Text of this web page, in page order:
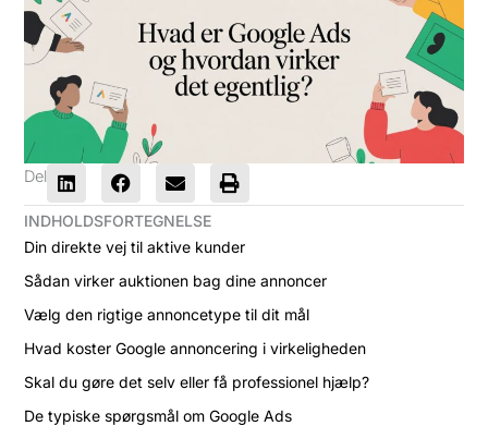
Del
INDHOLDSFORTEGNELSE
Din direkte vej til aktive kunder
Sådan virker auktionen bag dine annoncer
Vælg den rigtige annoncetype til dit mål
Hvad koster Google annoncering i virkeligheden
Skal du gøre det selv eller få professionel hjælp?
De typiske spørgsmål om Google Ads